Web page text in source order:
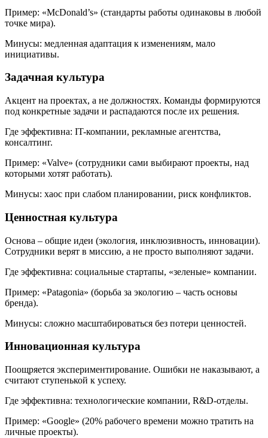
Пример: «McDonald’s» (стандарты работы одинаковы в любой
точке мира).
Минусы: медленная адаптация к изменениям, мало
инициативы.
Задачная культура
Акцент на проектах, а не должностях. Команды формируются
под конкретные задачи и распадаются после их решения.
Где эффективна: IT-компании, рекламные агентства,
консалтинг.
Пример: «Valve» (сотрудники сами выбирают проекты, над
которыми хотят работать).
Минусы: хаос при слабом планировании, риск конфликтов.
Ценностная культура
Основа – общие идеи (экология, инклюзивность, инновации).
Сотрудники верят в миссию, а не просто выполняют задачи.
Где эффективна: социальные стартапы, «зеленые» компании.
Пример: «Patagonia» (борьба за экологию – часть основы
бренда).
Минусы: сложно масштабироваться без потери ценностей.
Инновационная культура
Поощряется экспериментирование. Ошибки не наказывают, а
считают ступенькой к успеху.
Где эффективна: технологические компании, R&D-отделы.
Пример: «Google» (20% рабочего времени можно тратить на
личные проекты).